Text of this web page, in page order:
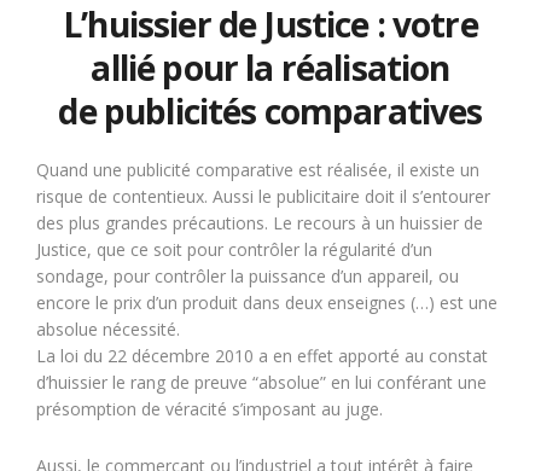
L’huissier de Justice : votre
allié pour la réalisation
de publicités comparatives
Quand une publicité comparative est réalisée, il existe un
risque de contentieux. Aussi le publicitaire doit il s’entourer
des plus grandes précautions. Le recours à un huissier de
Justice, que ce soit pour contrôler la régularité d’un
sondage, pour contrôler la puissance d’un appareil, ou
encore le prix d’un produit dans deux enseignes (…) est une
absolue nécessité.
La loi du 22 décembre 2010 a en effet apporté au constat
d’huissier le rang de preuve “absolue” en lui conférant une
présomption de véracité s’imposant au juge.
Aussi, le commerçant ou l’industriel a tout intérêt à faire